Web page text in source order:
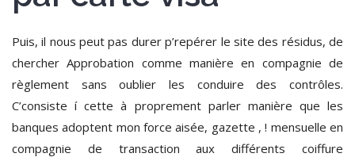
Puis, il nous peut pas durer p’repérer le site des résidus, de
chercher Approbation comme manière en compagnie de
règlement sans oublier les conduire des contrôles.
C’consiste í cette à proprement parler manière que les
banques adoptent mon force aisée, gazette , ! mensuelle en
compagnie de transaction aux différents coiffure